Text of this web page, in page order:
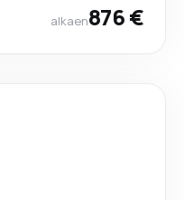
alkaen876 €